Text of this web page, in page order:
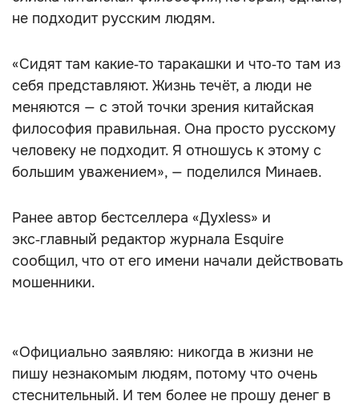
не подходит русским людям.
«Сидят там какие‑то таракашки и что‑то там из
себя представляют. Жизнь течёт, а люди не
меняются — с этой точки зрения китайская
философия правильная. Она просто русскому
человеку не подходит. Я отношусь к этому с
большим уважением», — поделился Минаев.
Ранее автор бестселлера «Духless» и
экс‑главный редактор журнала Esquire
сообщил, что от его имени начали действовать
мошенники.
«Официально заявляю: никогда в жизни не
пишу незнакомым людям, потому что очень
стеснительный. И тем более не прошу денег в